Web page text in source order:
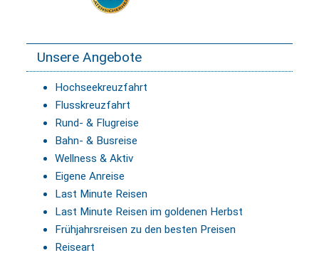
Unsere Angebote
Hochseekreuzfahrt
Flusskreuzfahrt
Rund- & Flugreise
Bahn- & Busreise
Wellness & Aktiv
Eigene Anreise
Last Minute Reisen
Last Minute Reisen im goldenen Herbst
Frühjahrsreisen zu den besten Preisen
Reiseart